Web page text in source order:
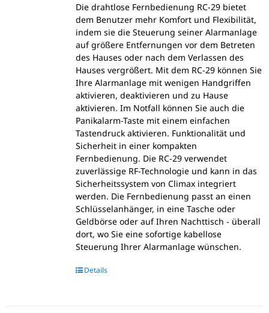
Die drahtlose Fernbedienung RC-29 bietet
dem Benutzer mehr Komfort und Flexibilität,
indem sie die Steuerung seiner Alarmanlage
auf größere Entfernungen vor dem Betreten
des Hauses oder nach dem Verlassen des
Hauses vergrößert. Mit dem RC-29 können Sie
Ihre Alarmanlage mit wenigen Handgriffen
aktivieren, deaktivieren und zu Hause
aktivieren. Im Notfall können Sie auch die
Panikalarm-Taste mit einem einfachen
Tastendruck aktivieren. Funktionalität und
Sicherheit in einer kompakten
Fernbedienung. Die RC-29 verwendet
zuverlässige RF-Technologie und kann in das
Sicherheitssystem von Climax integriert
werden. Die Fernbedienung passt an einen
Schlüsselanhänger, in eine Tasche oder
Geldbörse oder auf Ihren Nachttisch - überall
dort, wo Sie eine sofortige kabellose
Steuerung Ihrer Alarmanlage wünschen.
Details